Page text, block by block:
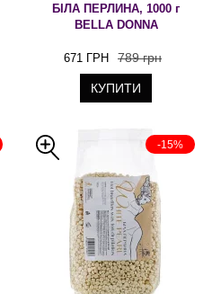
БІЛА ПЕРЛИНА, 1000 г
BELLA DONNA
671 ГРН 789 грн
КУПИТИ
-15%